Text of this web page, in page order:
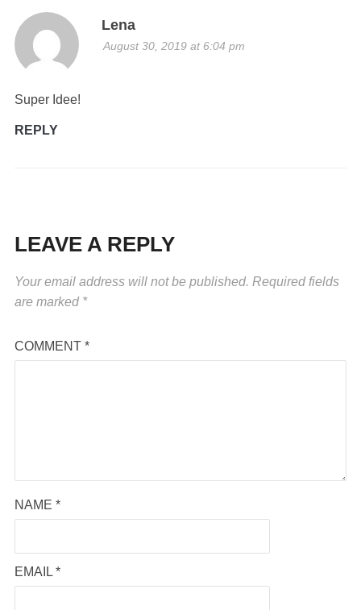
Lena
August 30, 2019 at 6:04 pm
Super Idee!
REPLY
LEAVE A REPLY
Your email address will not be published. Required fields
are marked *
COMMENT *
NAME *
EMAIL *